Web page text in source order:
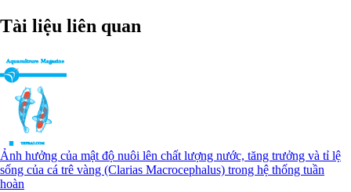
Tài liệu liên quan
Ảnh hưởng của mật độ nuôi lên chất lượng nước, tăng trưởng và tỉ lệ
sống của cá trê vàng (Clarias Macrocephalus) trong hệ thống tuần
hoàn